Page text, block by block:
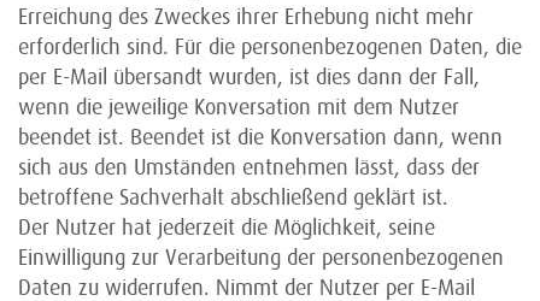
Erreichung des Zweckes ihrer Erhebung nicht mehr
erforderlich sind. Für die personenbezogenen Daten, die
per E-Mail übersandt wurden, ist dies dann der Fall,
wenn die jeweilige Konversation mit dem Nutzer
beendet ist. Beendet ist die Konversation dann, wenn
sich aus den Umständen entnehmen lässt, dass der
betroffene Sachverhalt abschließend geklärt ist.
Der Nutzer hat jederzeit die Möglichkeit, seine
Einwilligung zur Verarbeitung der personenbezogenen
Daten zu widerrufen. Nimmt der Nutzer per E-Mail